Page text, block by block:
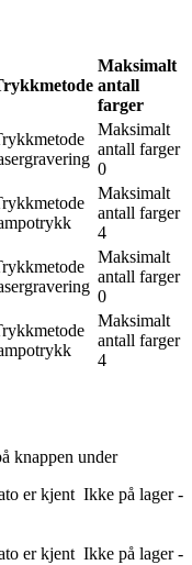
Maksimalt
antall
farger
Maksimalt
antall farger
0
Maksimalt
antall farger
4
Maksimalt
antall farger
0
Maksimalt
antall farger
4
knappen under
er kjent Ikke på lager -
er kjent Ikke på lager -